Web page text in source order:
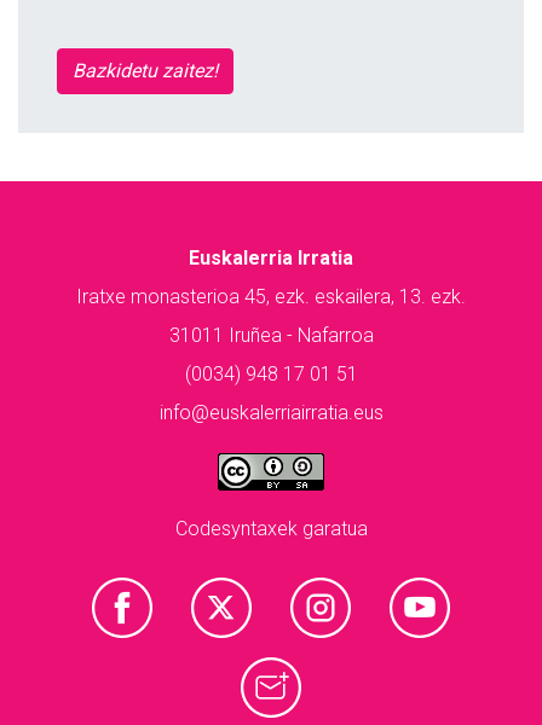
Bazkidetu zaitez!
Euskalerria Irratia
Iratxe monasterioa 45, ezk. eskailera, 13. ezk.
31011 Iruñea - Nafarroa
(0034) 948 17 01 51
info@euskalerriairratia.eus
Codesyntaxek garatua